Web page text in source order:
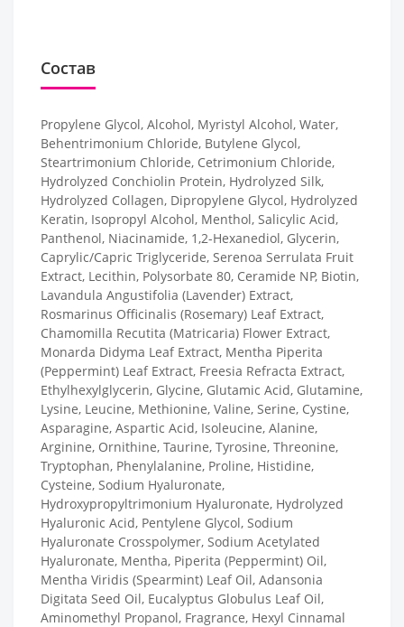
Состав
Propylene Glycol, Alcohol, Myristyl Alcohol, Water,
Behentrimonium Chloride, Butylene Glycol,
Steartrimonium Chloride, Cetrimonium Chloride,
Hydrolyzed Conchiolin Protein, Hydrolyzed Silk,
Hydrolyzed Collagen, Dipropylene Glycol, Hydrolyzed
Keratin, Isopropyl Alcohol, Menthol, Salicylic Acid,
Panthenol, Niacinamide, 1,2-Hexanediol, Glycerin,
Caprylic/Capric Triglyceride, Serenoa Serrulata Fruit
Extract, Lecithin, Polysorbate 80, Ceramide NP, Biotin,
Lavandula Angustifolia (Lavender) Extract,
Rosmarinus Officinalis (Rosemary) Leaf Extract,
Chamomilla Recutita (Matricaria) Flower Extract,
Monarda Didyma Leaf Extract, Mentha Piperita
(Peppermint) Leaf Extract, Freesia Refracta Extract,
Ethylhexylglycerin, Glycine, Glutamic Acid, Glutamine,
Lysine, Leucine, Methionine, Valine, Serine, Cystine,
Asparagine, Aspartic Acid, Isoleucine, Alanine,
Arginine, Ornithine, Taurine, Tyrosine, Threonine,
Tryptophan, Phenylalanine, Proline, Histidine,
Cysteine, Sodium Hyaluronate,
Hydroxypropyltrimonium Hyaluronate, Hydrolyzed
Hyaluronic Acid, Pentylene Glycol, Sodium
Hyaluronate Crosspolymer, Sodium Acetylated
Hyaluronate, Mentha, Piperita (Peppermint) Oil,
Mentha Viridis (Spearmint) Leaf Oil, Adansonia
Digitata Seed Oil, Eucalyptus Globulus Leaf Oil,
Aminomethyl Propanol, Fragrance, Hexyl Cinnamal